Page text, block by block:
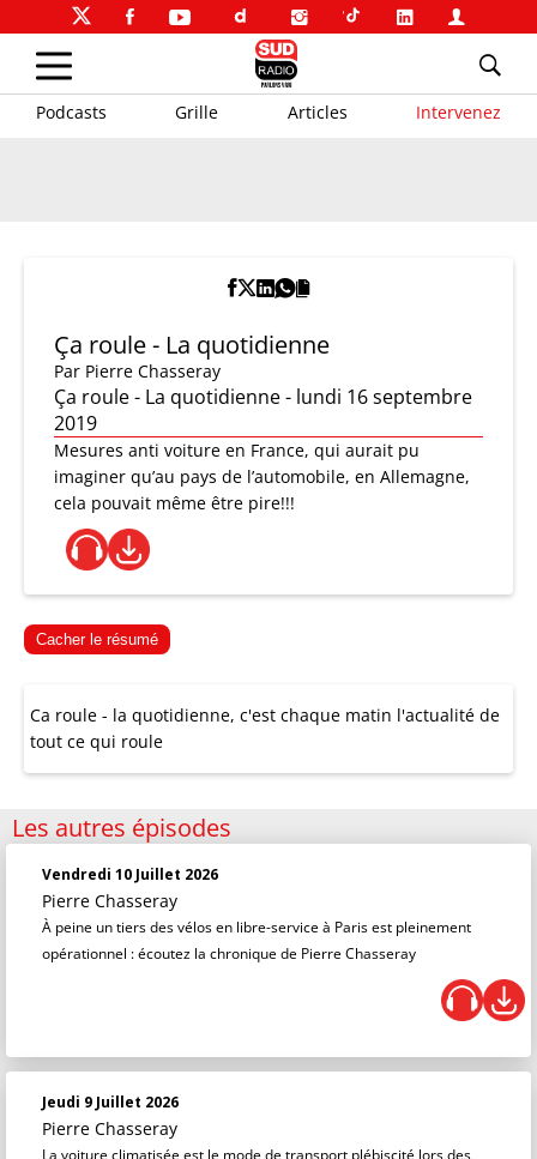
Podcasts Grille Articles Intervenez
Ça roule - La quotidienne
Par Pierre Chasseray
Ça roule - La quotidienne - lundi 16 septembre
2019
Mesures anti voiture en France, qui aurait pu
imaginer qu’au pays de l’automobile, en Allemagne,
cela pouvait même être pire!!!
Cacher le résumé
Ca roule - la quotidienne, c'est chaque matin l'actualité de
tout ce qui roule
Les autres épisodes
Vendredi 10 Juillet 2026
Pierre Chasseray
À peine un tiers des vélos en libre-service à Paris est pleinement
opérationnel : écoutez la chronique de Pierre Chasseray
Jeudi 9 Juillet 2026
Pierre Chasseray
La voiture climatisée est le mode de transport plébiscité lors des